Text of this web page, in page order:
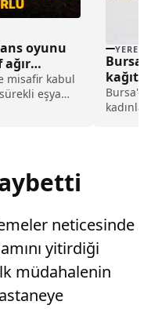
oyunu
misafir kabul
eşya
YEREL
kağıt
neticesinde
yitirdiği
müdahalenin